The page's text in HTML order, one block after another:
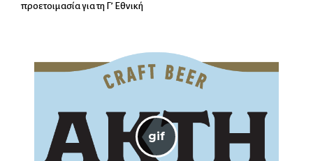
προετοιμασία για τη Γ’ Εθνική